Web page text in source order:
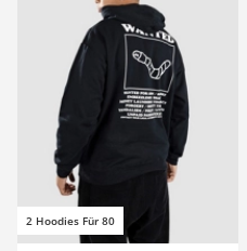
2 Hoodies Für 80